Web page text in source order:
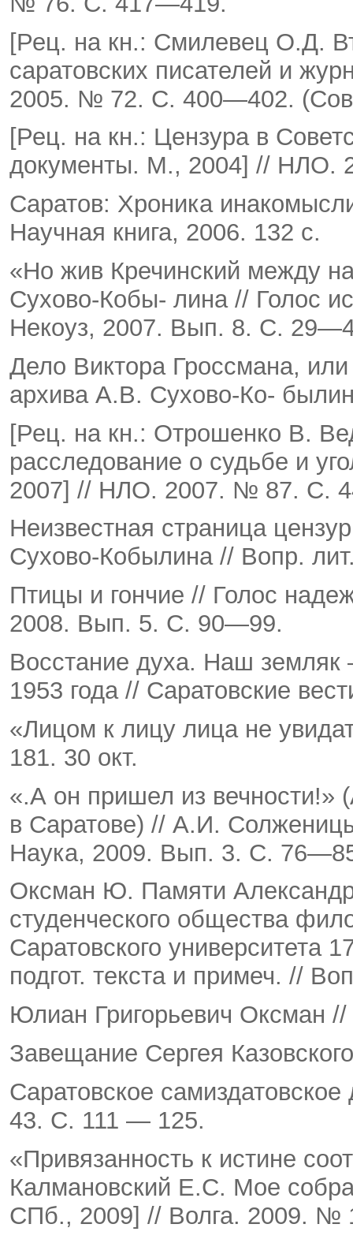
[Рец. на кн.: Смилевец О.Д.
саратовских писателей и
2005. № 72. С. 400—402.
[Рец. на кн.: Цензура в
документы. М., 2004] // НЛО.
Саратов: Хроника
Научная книга, 2006. 132 с.
«Но жив Кречинский между
Сухово-Кобы- лина // Голос
Некоуз, 2007. Вып. 8. С.
Дело Виктора Гроссмана,
архива А.В. Сухово-Ко-
[Рец. на кн.: Отрошенко В.
расследование о судьбе и
2007] // НЛО. 2007. № 87. С.
Неизвестная страница
Сухово-Кобылина // Вопр.
Птицы и гончие // Голос
2008. Вып. 5. С. 90—99.
Восстание духа. Наш земляк
1953 года // Саратов­ские
«Лицом к лицу лица не
181. 30 окт.
«.А он пришел из вечности!»
в Саратове) // А.И.
Наука, 2009. Вып. 3. С.
Оксман Ю. Памяти
студенческого общества
Саратовского университета
подгот. текста и примеч. //
Юлиан Григорьевич Оксман
Завещание Сергея
Саратовское
43. С. 111 — 125.
«Привязанность к истине
Калмановский Е.С. Мое
СПб., 2009] // Волга. 2009. №